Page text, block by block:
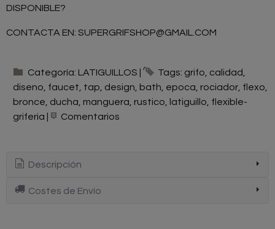
DISPONIBLE?
CONTACTA EN: SUPERGRIFSHOP@GMAIL.COM
Categoría: LATIGUILLOS Tags: grifo calidad
diseno faucet tap design bath epoca rociador flexo
bronce ducha manguera rustico latiguillo flexible-
griferia
Comentarios
Descripción
Costes de Envío